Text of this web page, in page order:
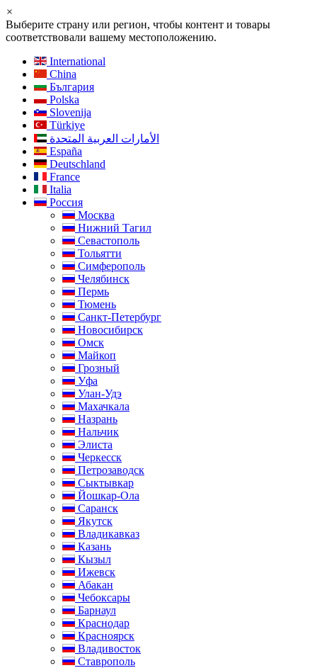
×
Выберите страну или регион, чтобы контент и товары
соответствовали вашему местоположению.
International
China
България
Polska
Slovenija
Türkiye
الأمارات العربية المتحدة
España
Deutschland
France
Italia
Россия
Москва
Нижний Тагил
Севастополь
Тольятти
Симферополь
Челябинск
Пермь
Тюмень
Санкт-Петербург
Новосибирск
Омск
Майкоп
Грозный
Уфа
Улан-Удэ
Махачкала
Назрань
Нальчик
Элиста
Черкесск
Петрозаводск
Сыктывкар
Йошкар-Ола
Саранск
Якутск
Владикавказ
Казань
Кызыл
Ижевск
Абакан
Чебоксары
Барнаул
Краснодар
Красноярск
Владивосток
Ставрополь